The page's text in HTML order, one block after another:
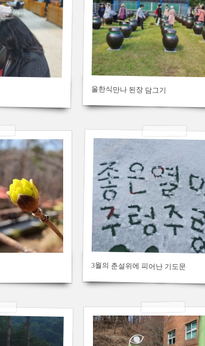
울한식만나 된장 담그기
3월의 춘설위에 피어난 기도문
by김용백
Views205
2020/02/22
by김용백
Views419